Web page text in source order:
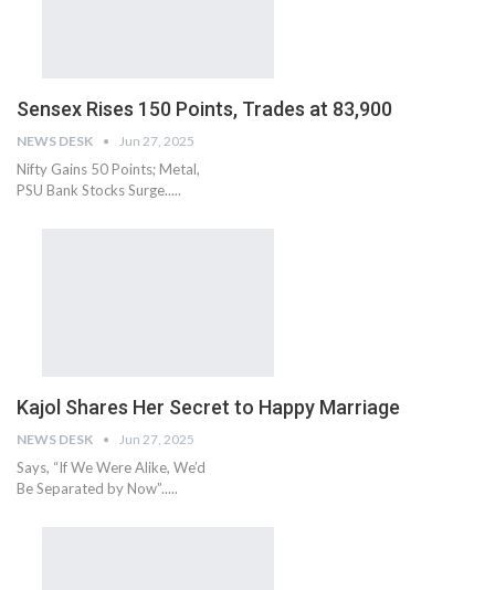
Sensex Rises 150 Points, Trades at 83,900
NEWS DESK Jun 27, 2025
Nifty Gains 50 Points; Metal,
PSU Bank Stocks Surge.....
Kajol Shares Her Secret to Happy Marriage
NEWS DESK Jun 27, 2025
Says, “If We Were Alike, We’d
Be Separated by Now”.....